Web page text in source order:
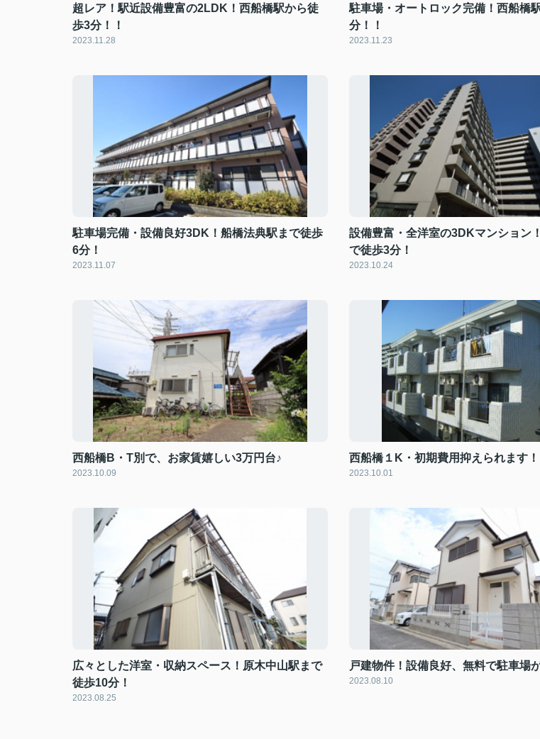
超レア！駅近設備豊富の2LDK！西船橋駅から徒
歩3分！！
2023.11.28
駐車場・オートロック完備！西船橋
分！！
2023.11.23
駐車場完備・設備良好3DK！船橋法典駅まで徒歩
6分！
2023.11.07
設備豊富・全洋室の3DKマンション
で徒歩3分！
2023.10.24
西船橋B・T別で、お家賃嬉しい3万円台♪
2023.10.09
西船橋１K・初期費用抑えられます！
2023.10.01
広々とした洋室・収納スペース！原木中山駅まで
徒歩10分！
2023.08.25
戸建物件！設備良好、無料で駐車場
2023.08.10